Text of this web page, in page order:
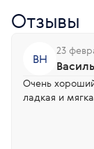
Отзывы
ВН
23
Очень
ладкая и